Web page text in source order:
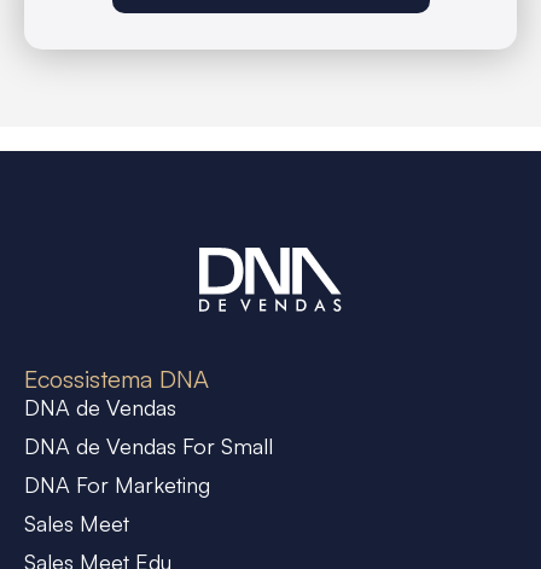
Ecossistema DNA
DNA de Vendas
DNA de Vendas For Small
DNA For Marketing
Sales Meet
Sales Meet Edu